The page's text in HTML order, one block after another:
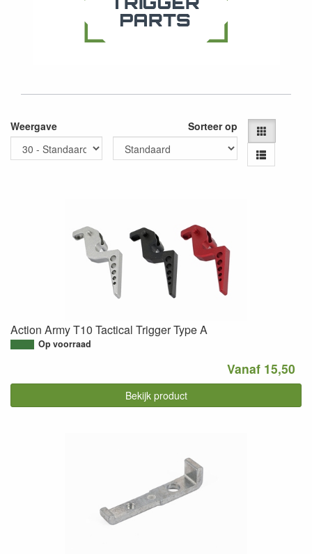
Weergave Sorteer op
Action Army T10 Tactical Trigger Type A
Op voorraad
Vanaf 15,50
Bekijk product